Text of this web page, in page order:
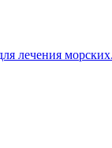
лечения